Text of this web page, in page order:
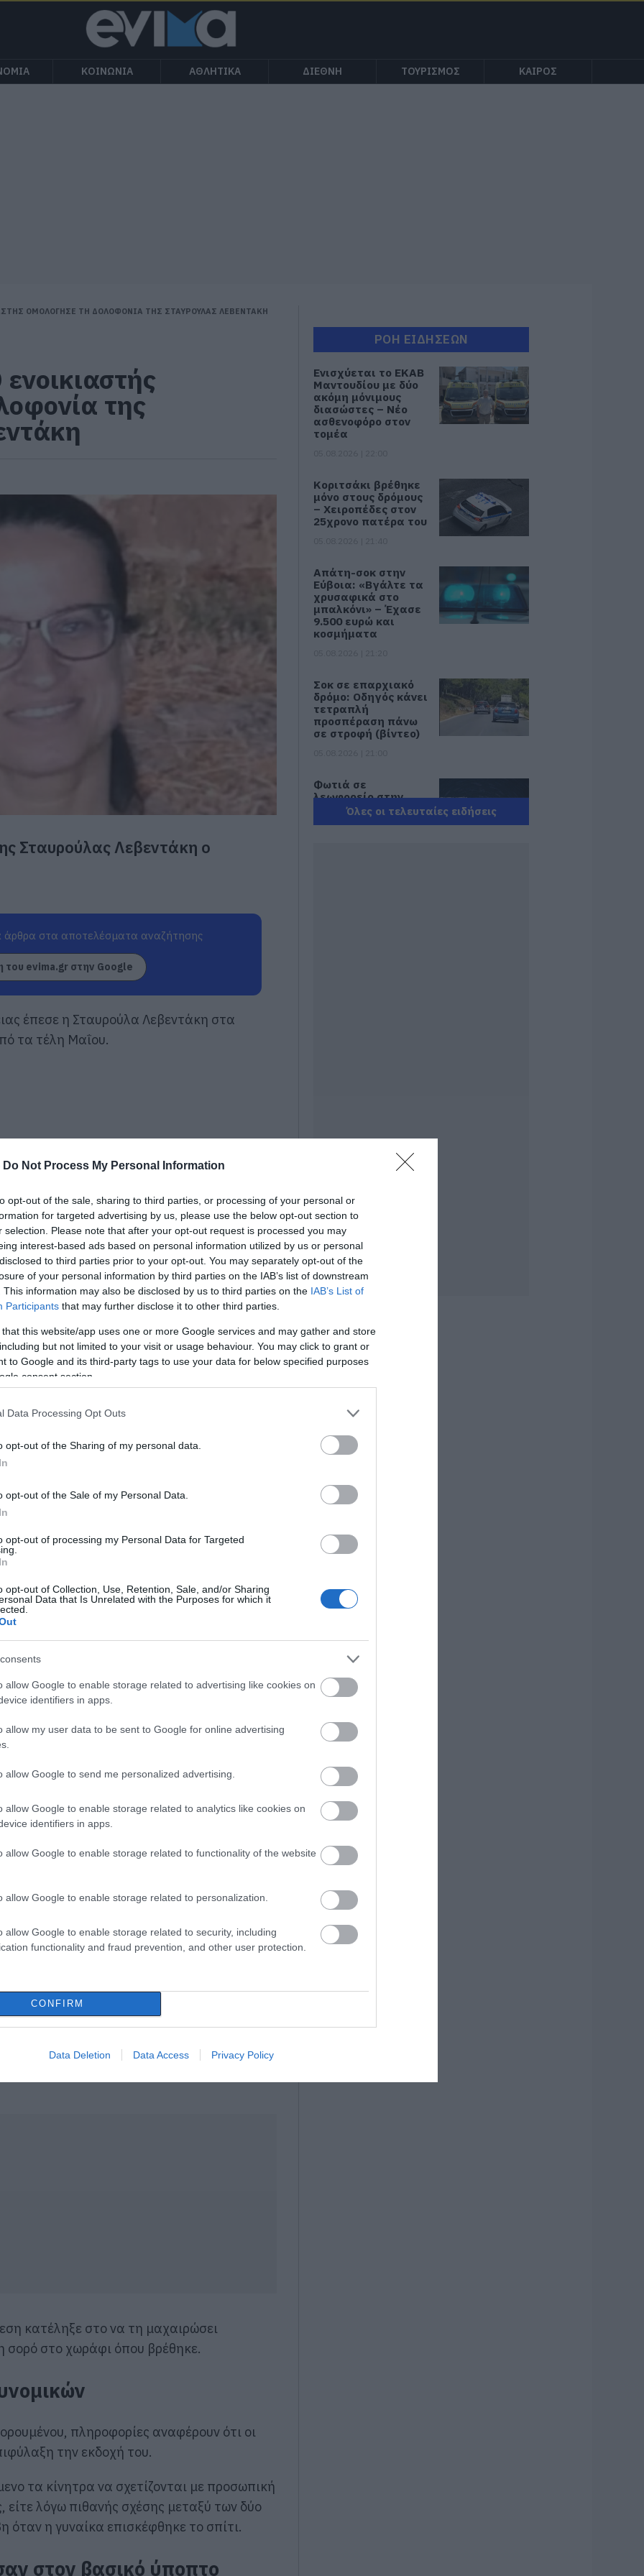
Do Not Process My Personal Information
opt-out of the sale, sharing to third parties, or processing of your personal or
for targeted advertising by us, please use the below opt-out section to
selection. Please note that after your opt-out request is processed you may
interest-based ads based on personal information utilized by us or personal
to third parties prior to your opt-out. You may separately opt-out of the
of your personal information by third parties on the IAB’s list of downstream
This information may also be disclosed by us to third parties on the IAB’s List of
Participants that may further disclose it to other third parties.
that this website/app uses one or more Google services and may gather and store
but not limited to your visit or usage behaviour. You may click to grant or
to Google and its third-party tags to use your data for below specified purposes
consent section.
Data Processing Opt Outs
opt-out of the Sharing of my personal data.
opt-out of the Sale of my Personal Data.
opt-out of processing my Personal Data for Targeted
opt-out of Collection, Use, Retention, Sale, and/or Sharing
Data that Is Unrelated with the Purposes for which it
allow Google to enable storage related to advertising like cookies on
identifiers in apps.
allow my user data to be sent to Google for online advertising
allow Google to send me personalized advertising.
allow Google to enable storage related to analytics like cookies on
identifiers in apps.
allow Google to enable storage related to functionality of the website
allow Google to enable storage related to personalization.
allow Google to enable storage related to security, including
functionality and fraud prevention, and other user protection.
CONFIRM
Data Deletion Data Access Privacy Policy
ΚΟΙΝΩΝΙΑ ΑΘΛΗΤΙΚΑ ΔΙΕΘΝΗ ΤΟΥΡΙΣΜΟΣ ΚΑΙΡΟΣ
ΟΜΟΛΟΓΗΣΕ ΤΗ ΔΟΛΟΦΟΝΙΑ ΤΗΣ ΣΤΑΥΡΟΥΛΑΣ ΛΕΒΕΝΤΑΚΗ
της
Σταυρούλας Λεβεντάκη ο
στα αποτελέσματα αναζήτησης
του evima.gr στην Google
έπεσε η Σταυρούλα Λεβεντάκη στα
τα τέλη Μαΐου.
τον 43χρονο άνδρα που διέμενε ως
με τις Αρχές, μετά το έγκλημα ο δράστης
όπου και την έθαψε.
της σορού
ο 43χρονος, με καταγωγή από τη
Ελλάδα από το 1996, παραδέχθηκε την
είχε αποκρύψει τη σορό της 45χρονης. Οι
προχωρημένο στάδιο σήψης.
τρόπο δράσης
η άτυχη γυναίκα φέρει τραύματα από
ενδείξεις και για χτύπημα στο
σημαντικά το έργο των ερευνητών,
η συλλογή περισσότερων στοιχείων.
για τα κίνητρα
συνδέεται με διαφωνίες που είχαν
από τη Σταυρούλα Λεβεντάκη.
την ημέρα του εγκλήματος
η 45χρονη του έκανε παρατηρήσεις και
κατέληξε στο να τη μαχαιρώσει
σορό στο χωράφι όπου βρέθηκε.
πληροφορίες αναφέρουν ότι οι
την εκδοχή του.
τα κίνητρα να σχετίζονται με προσωπική
λόγω πιθανής σχέσης μεταξύ των δύο
όταν η γυναίκα επισκέφθηκε το σπίτι.
στον βασικό ύποπτο
ΡΟΗ ΕΙΔΗΣΕΩΝ
Ενισχύεται το ΕΚΑΒ
Μαντουδίου με δύο
ακόμη μόνιμους
διασώστες – Νέο
ασθενοφόρο στον
τομέα
Κοριτσάκι βρέθηκε
μόνο στους δρόμους
– Χειροπέδες στον
25χρονο πατέρα του
Απάτη-σοκ στην
Εύβοια: «Βγάλτε τα
χρυσαφικά στο
μπαλκόνι» – Έχασε
9.500 ευρώ και
κοσμήματα
Σοκ σε επαρχιακό
δρόμο: Οδηγός κάνει
τετραπλή
προσπέραση πάνω
σε στροφή (βίντεο)
Φωτιά σε
λεωφορείο στην
Εύβοια
05.08.2026 | 20:39
Εύβοια: Διέρρηξαν
σπίτι 95χρονης και
προκάλεσαν
σοβαρές ζημιές σε
ταβέρνα
05.08.2026 | 19:20
Ο απόλυτος οδηγός
θάλασσα
05.08.2026 | 19:00
Κρίσιμες ώρες για
τραυματίστηκε σε
τροχαίο στην
Εύβοια
05.08.2026 | 18:40
Τρόμος σε πτήση
της Air India: Το
αεροσκάφος έχασε
τραυματίες
05.08.2026 | 18:20
στην Εύβοια: Νέα
τηλεφωνική απάτη
Μύκονος: Έψαχναν
αξίας 75.000 ευρώ –
Η ανακάλυψη κάτω
05.08.2026 | 17:40
Δύο άγνωστοι
εισέβαλαν σε σπίτι
Δείτε τι άρπαξαν
Όλες οι τελευταίες ειδήσεις